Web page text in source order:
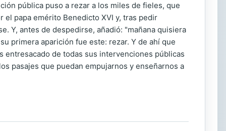
pública puso a rezar a los miles de fieles, que
el papa emérito Benedicto XVI y, tras pedir
Y, antes de despedirse, añadió: "mañana quisiera
primera aparición fue este: rezar. Y de ahí que
entresacado de todas sus intervenciones públicas
pasajes que puedan empujarnos y enseñarnos a